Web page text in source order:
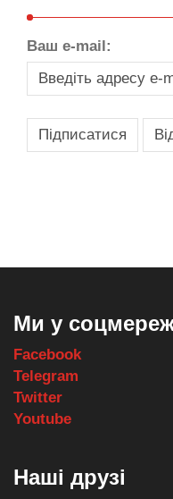
Ваш e-mail:
Ми у
Facebook
Telegram
Twitter
Youtube
Наші друзі